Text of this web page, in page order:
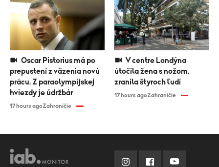
prepustení z väzenia novú
prácu. Z paraolympijskej
hviezdy je údržbár
17 hours agoZahraničie
útočila žena s nožom,
zranila štyroch ľudí
17 hours agoZahraničie